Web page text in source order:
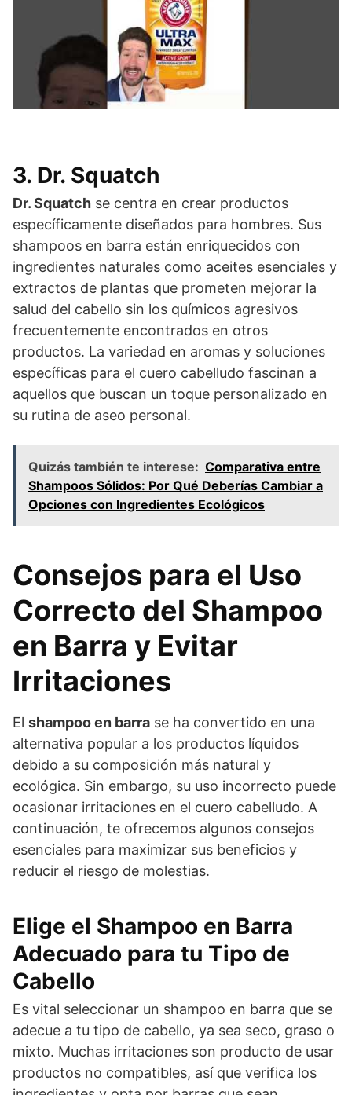
3. Dr. Squatch
Dr. Squatch se centra en crear productos
específicamente diseñados para hombres. Sus
shampoos en barra están enriquecidos con
ingredientes naturales como aceites esenciales y
extractos de plantas que prometen mejorar la
salud del cabello sin los químicos agresivos
frecuentemente encontrados en otros
productos. La variedad en aromas y soluciones
específicas para el cuero cabelludo fascinan a
aquellos que buscan un toque personalizado en
su rutina de aseo personal.
Quizás también te interese: Comparativa entre
Shampoos Sólidos: Por Qué Deberías Cambiar a
Opciones con Ingredientes Ecológicos
Consejos para el Uso
Correcto del Shampoo
en Barra y Evitar
Irritaciones
El shampoo en barra se ha convertido en una
alternativa popular a los productos líquidos
debido a su composición más natural y
ecológica. Sin embargo, su uso incorrecto puede
ocasionar irritaciones en el cuero cabelludo. A
continuación, te ofrecemos algunos consejos
esenciales para maximizar sus beneficios y
reducir el riesgo de molestias.
Elige el Shampoo en Barra
Adecuado para tu Tipo de
Cabello
Es vital seleccionar un shampoo en barra que se
adecue a tu tipo de cabello, ya sea seco, graso o
mixto. Muchas irritaciones son producto de usar
productos no compatibles, así que verifica los